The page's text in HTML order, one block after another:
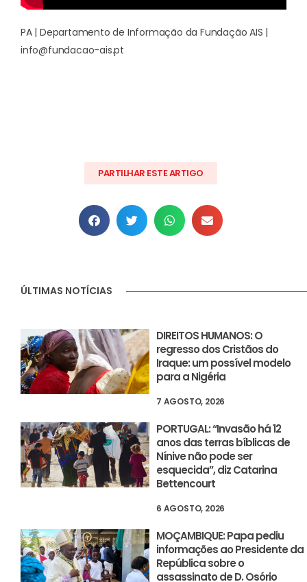
PA | Departamento de Informação da Fundação AIS |
info@fundacao-ais.pt
PARTILHAR ESTE ARTIGO
ÚLTIMAS NOTÍCIAS
DIREITOS HUMANOS: O
regresso dos Cristãos do
Iraque: um possível modelo
para a Nigéria
7 AGOSTO, 2026
PORTUGAL: “Invasão há 12
anos das terras bíblicas de
Nínive não pode ser
esquecida”, diz Catarina
Bettencourt
6 AGOSTO, 2026
MOÇAMBIQUE: Papa pediu
informações ao Presidente da
República sobre o
assassinato de D. Osório